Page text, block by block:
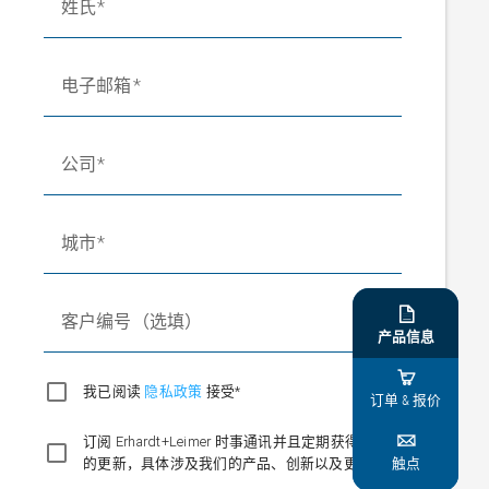

产品信息

订单 & 报价

触点
姓氏
电子邮箱
公司
城市
客户编号（选填）
我已阅读 隐私政策 接受*
订阅 Erhardt+Leimer 时事通讯并且定期获得有趣
的更新，具体涉及我们的产品、创新以及更多。